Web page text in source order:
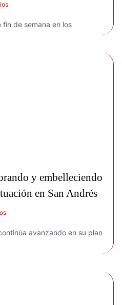
fin de semana en los
y embelleciendo
en San Andrés
avanzando en su plan